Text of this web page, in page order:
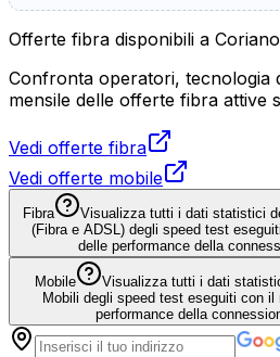
Offerte fibra disponibili a Coriano
Confronta operatori, tecnologia
mensile delle offerte fibra attive
Vedi offerte fibra
Vedi offerte mobile
Fibra
Visualizza tutti i dati statistici
(Fibra e ADSL) degli speed test
delle performance della
Mobile
Visualizza tutti i dati
Mobili degli speed test eseguiti con
performance della